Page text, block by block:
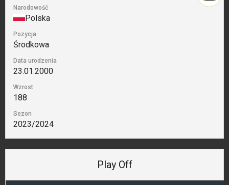
Narodowość
Polska
Pozycja
Środkowa
Data urodzenia
23.01.2000
Wzrost
188
Sezon
2023/2024
Play Off